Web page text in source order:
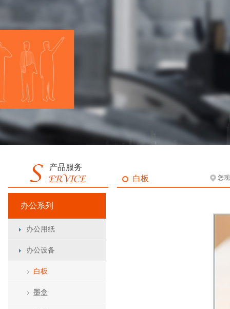
产品服务
办公系列
办公用纸
办公设备
白板
墨盒
白板 您